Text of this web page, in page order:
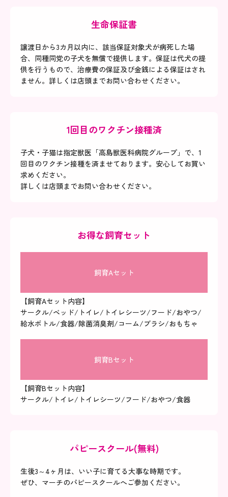
生命保証書
譲渡日から3カ月以内に、該当保証対象犬が病死した場
合、同種同党の子犬を無償で提供します。保証は代犬の提
供を行うもので、治療費の保証及び金銭による保証はされ
ません。詳しくは店頭までお問い合わせください。
1回目のワクチン接種済
子犬・子猫は指定獣医「高島獣医科病院グループ」で、1
回目のワクチン接種を済ませております。安心してお買い
求めください。
詳しくは店頭までお問い合わせください。
お得な飼育セット
飼育Aセット
【飼育Aセット内容】
サークル/ベッド/トイレ/トイレシーツ/フード/おやつ/
給水ボトル/食器/除菌消臭剤/コーム/ブラシ/おもちゃ
飼育Bセット
【飼育Bセット内容】
サークル/トイレ/トイレシーツ/フード/おやつ/食器
パピースクール(無料)
生後3～4ヶ月は、いい子に育てる大事な時期です。
ぜひ、マーチのパピースクールへご参加ください。